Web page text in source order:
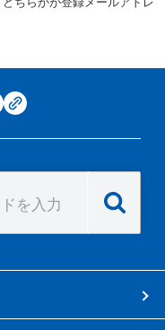
x copy